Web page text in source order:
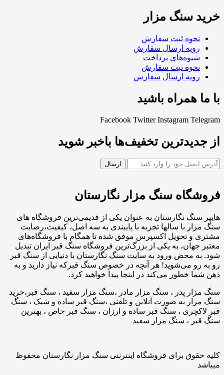
خرید سنگ مزار
نحوه ثبت سفارش
رویه ارسال سفارش
شیوه‌های پرداخت
نحوه ثبت سفارش
رویه ارسال سفارش
با ما همراه باشید
Facebook Twitter Instagram Telegram
از جدیدترین تخفیف‌ها باخبر شوید
فروشگاه سنگ مزار نگارستان
هایپر سنگ نگارستان به عنوان یکی از قدیمی‌ترین فروشگاه های
سنگ مزار با سالها تجربه با پایبندی به سه اصل، کیفیت،رضایت
مشتری و تحویل اکسپرس موفق شده تا همگام با فروشگاه‌های
معتبر جهان، به یکی از بزرگ‌ترین فروشگاه سنگ قبر ایران تبدیل
شود. به محض ورود به سایت سنگ نگارستان با دنیایی از سنگ قبر
رو به رو می‌شوید! هر آنچه در خصوص سنگ قبرکه نیاز دارید و به
ذهن شما خطور می‌کند در اینجا پیدا خواهید کرد.
سنگ مزار پدر ، سنگ مزار مادر ،سنگ مزار سفید ، سنگ قبر،خرید
سنگ مزار به صورت آنلاین و تلفنی ،سنگ قبر ساده و شیک ، سنگ
قبر لاکچری ، سنگ قبر ساده و ارزان ، سنگ قبر خاص ، بهترین
سنگ قبر ، سنگ مزار سفید
کلیه حقوق برای فروشگاه اینترنتی سنگ مزار نگارستان محفوظ
میباشد